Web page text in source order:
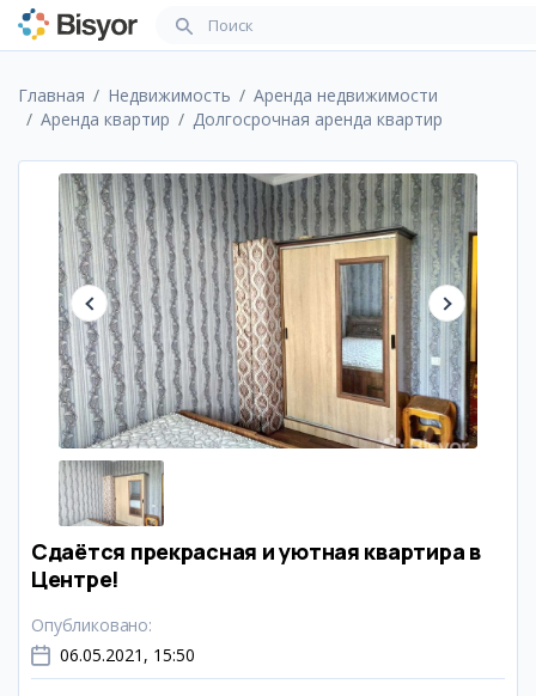
Главная Недвижимость
Аренда недвижимости
Аренда квартир
Долгосрочная аренда квартир
Сдаётся прекрасная и уютная квартира в
Центре!
Опубликовано:
06.05.2021, 15:50